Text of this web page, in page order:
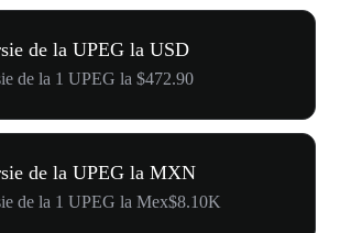
de la UPEG la USD
de la 1 UPEG la $472.90
de la UPEG la MXN
de la 1 UPEG la Mex$8.10K